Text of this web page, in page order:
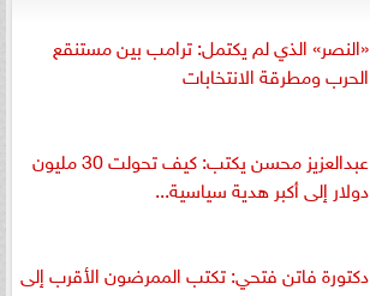
«النصر» الذي لم يكتمل: ترامب بين مستنقع
الحرب ومطرقة الانتخابات
عبدالعزيز محسن يكتب: كيف تحولت 30 مليون
دولار إلى أكبر هدية سياسية...
دكتورة فاتن فتحي: تكتب الممرضون الأقرب إلى